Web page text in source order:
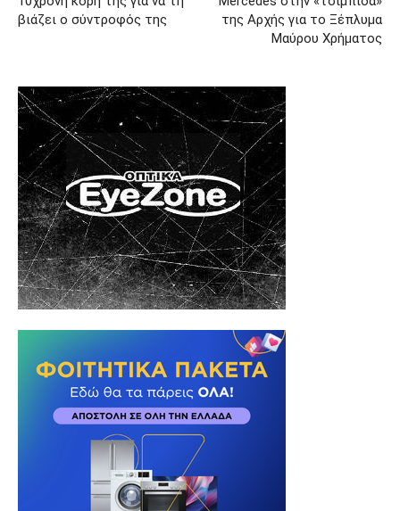
βιάζει ο σύντροφός της
της Αρχής για το Ξέπλυμα
Μαύρου Χρήματος